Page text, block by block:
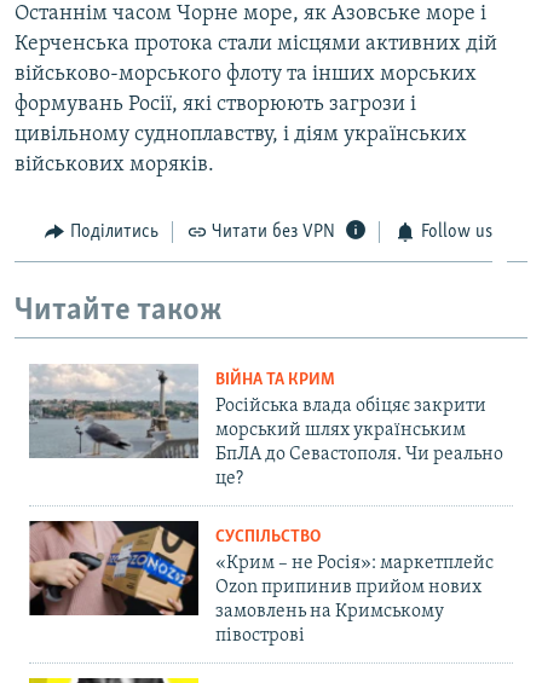
Останнім часом Чорне море, як Азовське море і
Керченська протока стали місцями активних дій
військово-морського флоту та інших морських
формувань Росії, які створюють загрози і
цивільному судноплавству, і діям українських
військових моряків.
Поділитись Читати без VPN Follow us
Читайте також
ВІЙНА ТА КРИМ
Російська влада обіцяє закрити
морський шлях українським
БпЛА до Севастополя. Чи реально
це?
СУСПІЛЬСТВО
«Крим – не Росія»: маркетплейс
Ozon припинив прийом нових
замовлень на Кримському
півострові